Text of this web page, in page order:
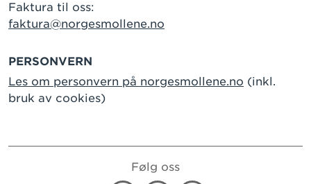
Faktura til oss:
faktura@norgesmollene.no
PERSONVERN
Les om personvern på norgesmollene.no (inkl.
bruk av cookies)
Følg oss